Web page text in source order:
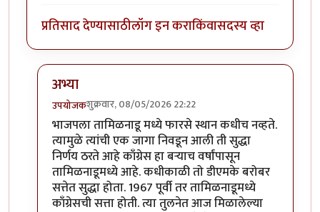
प्रतिसाद देण्यासाठीलॉग इन कराकिंवासदस्य व्हा
अभ्या
उपयोजकशुक्रवार, 08/05/2026 22:22
In reply toएकच नंबरbyअभ्या..
भाजपला तामिळनाडू मध्ये फारसे स्थान कधीच नव्हते.
त्यामुळे त्यांची एक जागा निवडून आली ती सुद्धा
निर्णय ठरते आहे काँग्रेस हा बऱ्याच वर्षांपासून
तामिळनाडूमध्ये आहे. कधीकाळी तो डीएमके बरोबर
सत्तेत सुद्धा होता. 1967 पूर्वी तर तामिळनाडूमध्ये
काँग्रेसची सत्ता होती. त्या तुलनेत आज मिळालेल्या